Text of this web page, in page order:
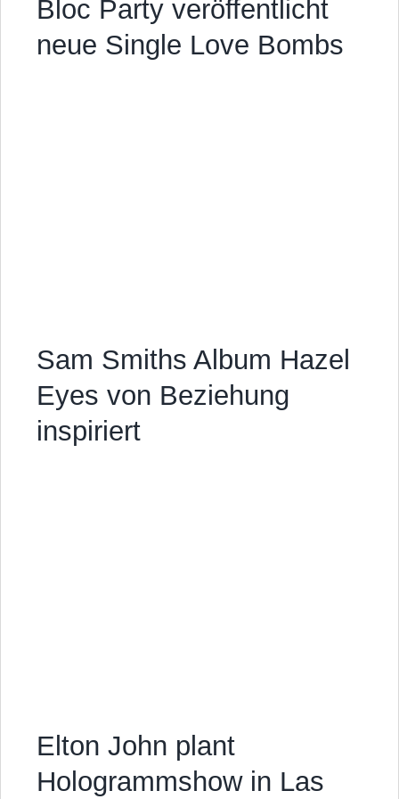
Bloc Party veröffentlicht
neue Single Love Bombs
Sam Smiths Album Hazel
Eyes von Beziehung
inspiriert
Elton John plant
Hologrammshow in Las